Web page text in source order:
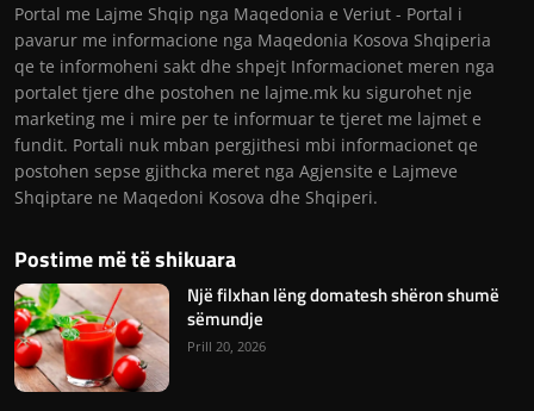
Portal me Lajme Shqip nga Maqedonia e Veriut - Portal i
pavarur me informacione nga Maqedonia Kosova Shqiperia
qe te informoheni sakt dhe shpejt Informacionet meren nga
portalet tjere dhe postohen ne lajme.mk ku sigurohet nje
marketing me i mire per te informuar te tjeret me lajmet e
fundit. Portali nuk mban pergjithesi mbi informacionet qe
postohen sepse gjithcka meret nga Agjensite e Lajmeve
Shqiptare ne Maqedoni Kosova dhe Shqiperi.
Postime më të shikuara
Një filxhan lëng domatesh shëron shumë
sëmundje
Prill 20, 2026